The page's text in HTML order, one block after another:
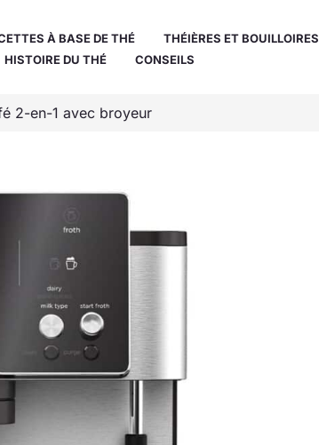
À BASE DE THÉ THÉIÈRES ET BOUILLOIRES
HISTOIRE DU THÉ CONSEILS
2-en-1 avec broyeur